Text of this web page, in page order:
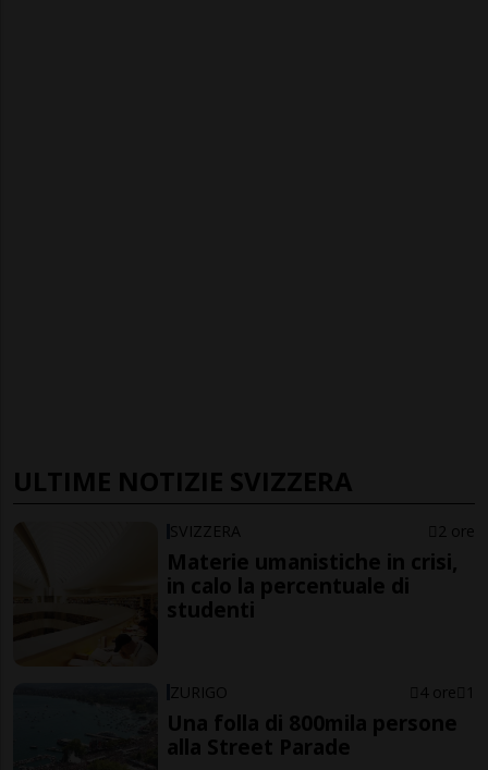
ULTIME NOTIZIE SVIZZERA
SVIZZERA 2 ore
Materie umanistiche in crisi,
in calo la percentuale di
studenti
ZURIGO 4 ore 1
Una folla di 800mila persone
alla Street Parade